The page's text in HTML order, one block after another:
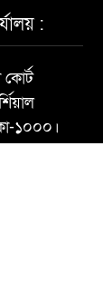
:
১০০০।